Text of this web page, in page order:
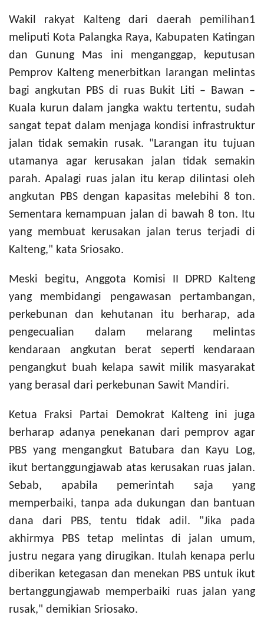
Wakil rakyat Kalteng dari daerah pemilihan1
meliputi Kota Palangka Raya, Kabupaten Katingan
dan Gunung Mas ini menganggap, keputusan
Pemprov Kalteng menerbitkan larangan melintas
bagi angkutan PBS di ruas Bukit Liti – Bawan –
Kuala kurun dalam jangka waktu tertentu, sudah
sangat tepat dalam menjaga kondisi infrastruktur
jalan tidak semakin rusak. "Larangan itu tujuan
utamanya agar kerusakan jalan tidak semakin
parah. Apalagi ruas jalan itu kerap dilintasi oleh
angkutan PBS dengan kapasitas melebihi 8 ton.
Sementara kemampuan jalan di bawah 8 ton. Itu
yang membuat kerusakan jalan terus terjadi di
Kalteng," kata Sriosako.
Meski begitu, Anggota Komisi II DPRD Kalteng
yang membidangi pengawasan pertambangan,
perkebunan dan kehutanan itu berharap, ada
pengecualian dalam melarang melintas
kendaraan angkutan berat seperti kendaraan
pengangkut buah kelapa sawit milik masyarakat
yang berasal dari perkebunan Sawit Mandiri.
Ketua Fraksi Partai Demokrat Kalteng ini juga
berharap adanya penekanan dari pemprov agar
PBS yang mengangkut Batubara dan Kayu Log,
ikut bertanggungjawab atas kerusakan ruas jalan.
Sebab, apabila pemerintah saja yang
memperbaiki, tanpa ada dukungan dan bantuan
dana dari PBS, tentu tidak adil. "Jika pada
akhirmya PBS tetap melintas di jalan umum,
justru negara yang dirugikan. Itulah kenapa perlu
diberikan ketegasan dan menekan PBS untuk ikut
bertanggungjawab memperbaiki ruas jalan yang
rusak," demikian Sriosako.